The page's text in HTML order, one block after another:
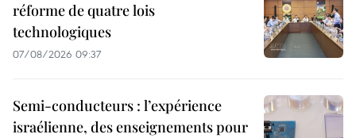
réforme de quatre lois
technologiques
07/08/2026 09:37
Semi-conducteurs : l’expérience
israélienne, des enseignements pour